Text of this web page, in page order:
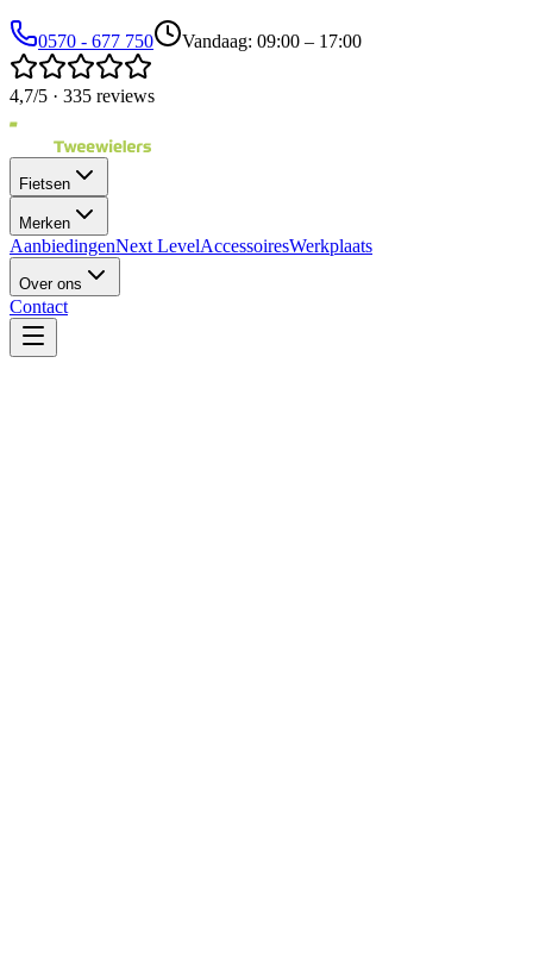
0570 - 677 750 Vandaag: 09:00 – 17:00
4,7/5 · 335 reviews
Fietsen
Merken
AanbiedingenNext LevelAccessoiresWerkplaats
Over ons
Contact